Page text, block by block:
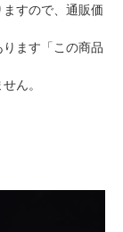
すので、通販価
ます「この商品
ん。